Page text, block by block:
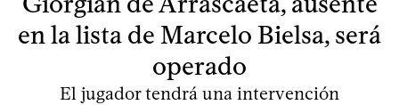
en la lista de Marcelo Bielsa, será
operado
El jugador tendrá una intervención